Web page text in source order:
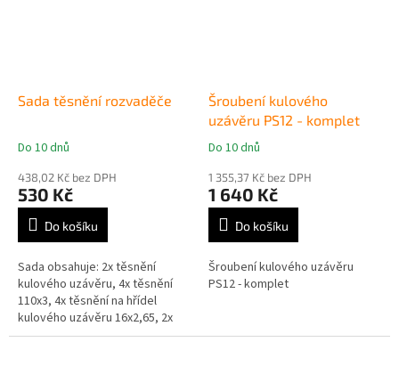
Sada těsnění rozvaděče
Průměrné
produktu
je
5,0
hvězdiček.
Do 10 dnů
438,02 Kč bez DPH
530 Kč
Do košíku
Sada obsahuje: 2x těsnění
kulového uzávěru, 4x těsnění
110x3, 4x těsnění na hřídel
kulového uzávěru 16x2,65, 2x
těsnění na vodítko čepu 35x2,
Šroubení kulového
uzávěru PS12 - komplet
Průměrné
produktu
je
5,0
hvězdiček.
Do 10 dnů
1 355,37 Kč bez DPH
1 640 Kč
Do košíku
Šroubení kulového uzávěru
PS12 - komplet